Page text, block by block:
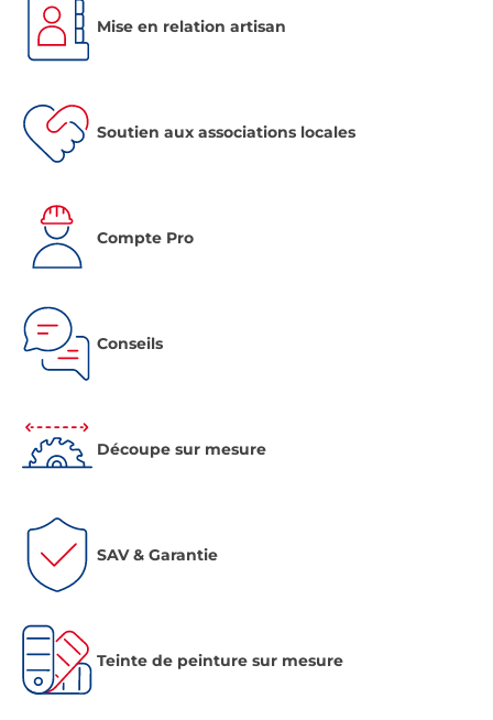
Mise en relation artisan
Soutien aux associations locales
Compte Pro
Conseils
Découpe sur mesure
SAV & Garantie
Teinte de peinture sur mesure